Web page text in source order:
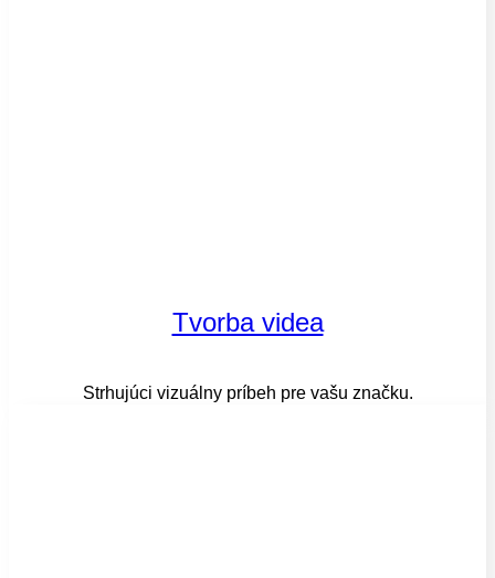
Tvorba videa
Strhujúci vizuálny príbeh pre vašu značku.